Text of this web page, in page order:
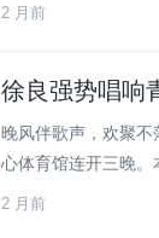
2 月前
徐良强势唱响
晚风伴歌声，欢聚不
心体育馆连开三晚
2 月前